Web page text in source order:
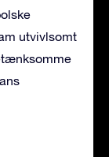
utvivlsomt